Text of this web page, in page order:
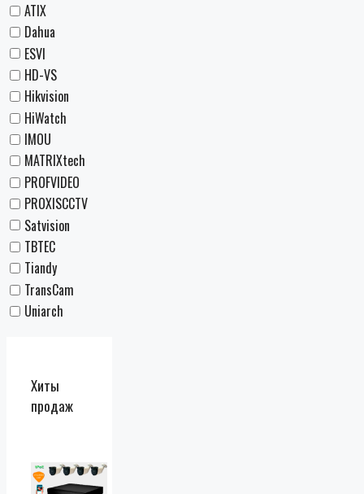
ATIX
Dahua
ESVI
HD-VS
Hikvision
HiWatch
IMOU
MATRIXtech
PROFVIDEO
PROXISCCTV
Satvision
TBTEC
Tiandy
TransCam
Uniarch
Хиты
продаж